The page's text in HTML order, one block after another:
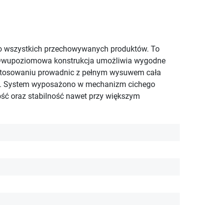
wszystkich przechowywanych produktów. To
konstrukcja umożliwia wygodne
prowadnic z pełnym wysuwem cała
wyposażono w mechanizm cichego
oraz stabilność nawet przy większym